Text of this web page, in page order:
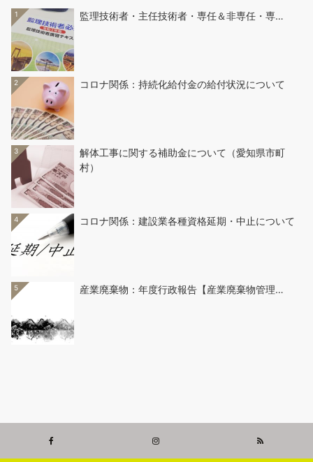
1 監理技術者・主任技術者・専任＆非専任・専…
2 コロナ関係：持続化給付金の給付状況について
3
解体工事に関する補助金について（愛知県市町
村）
4 コロナ関係：建設業各種資格延期・中止について
5 産業廃棄物：年度行政報告【産業廃棄物管理…